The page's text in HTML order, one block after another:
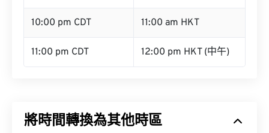
10:00 pm CDT 11:00 am HKT
11:00 pm CDT 12:00 pm HKT (中午)
將時間轉換為其他時區